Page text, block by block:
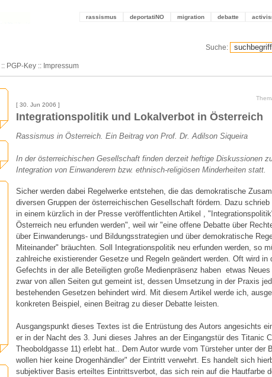
rassismus deportatiNO migration debatte
:: PGP-Key :: Impressum
Suche:
[ 30. Jun 2006 ]
Integrationspolitik und Lokalverbot in Österreich
Rassismus in Österreich. Ein Beitrag von Prof. Dr. Adilson Siqueira
In der österreichischen Gesellschaft finden derzeit heftige Diskussionen
Integration von Einwanderern bzw. ethnisch-religiösen Minderheiten statt.
Sicher werden dabei Regelwerke entstehen, die das demokratische
diversen Gruppen der österreichischen Gesellschaft fördern. Dazu
in einem kürzlich in der Presse veröffentlichten Artikel ,
Österreich neu erfunden werden", weil wir "eine offene Debatte über
über Einwanderungs- und Bildungsstrategien und über demokratische
Miteinander" bräuchten. Soll Integrationspolitik neu erfunden werden, so
zahlreiche existierender Gesetze und Regeln geändert werden. Oft wird in
Gefechts in der alle Beteiligten große Medienpräsenz haben ­ etwas
zwar von allen Seiten gut gemeint ist, dessen Umsetzung in der Praxis
bestehenden Gesetzen behindert wird. Mit diesem Artikel werde ich,
konkreten Beispiel, einen Beitrag zu dieser Debatte leisten.
Ausgangspunkt dieses Textes ist die Entrüstung des Autors angesichts
er in der Nacht des 3. Juni dieses Jahres an der Eingangstür des Titanic
Theoboldgasse 11) erlebt hat.. Dem Autor wurde vom Türsteher unter der
wollen hier keine Drogenhändler" der Eintritt verwehrt. Es handelt sich
subjektiver Basis erteiltes Eintrittsverbot, das sich rein auf die Hautfarbe